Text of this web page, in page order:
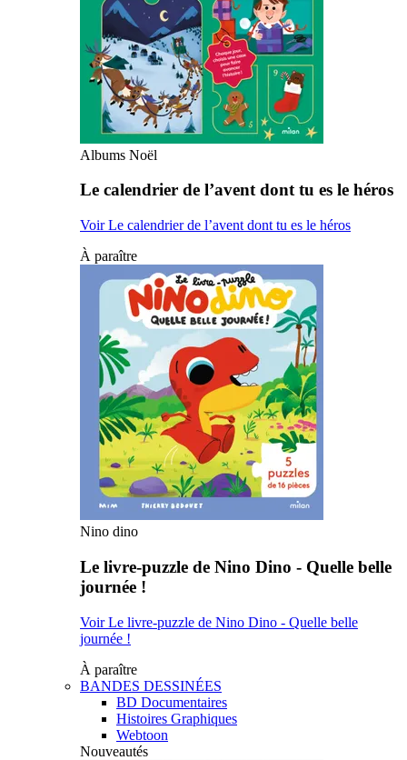
Albums Noël
Le calendrier de l’avent dont tu es le héros
Voir Le calendrier de l’avent dont tu es le héros
À paraître
Nino dino
Le livre-puzzle de Nino Dino - Quelle belle
journée !
Voir Le livre-puzzle de Nino Dino - Quelle belle
journée !
À paraître
BANDES DESSINÉES
BD Documentaires
Histoires Graphiques
Webtoon
Nouveautés